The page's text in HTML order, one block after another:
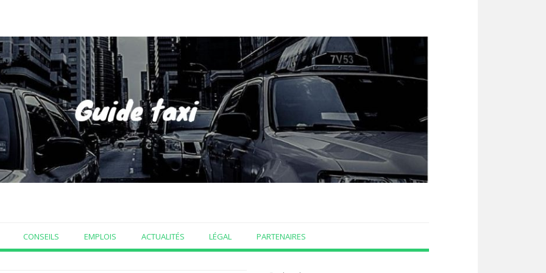
CONSEILS EMPLOIS ACTUALITÉS LÉGAL PARTENAIRES